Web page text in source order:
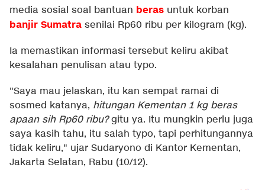
media sosial soal bantuan beras untuk korban
banjir Sumatra senilai Rp60 ribu per kilogram (kg).
Ia memastikan informasi tersebut keliru akibat
kesalahan penulisan atau typo.
"Saya mau jelaskan, itu kan sempat ramai di
sosmed katanya, hitungan Kementan 1 kg beras
apaan sih Rp60 ribu?gitu ya. Itu mungkin perlu juga
saya kasih tahu, itu salah typo, tapi perhitungannya
tidak keliru," ujar Sudaryono di Kantor Kementan,
Jakarta Selatan, Rabu (10/12).